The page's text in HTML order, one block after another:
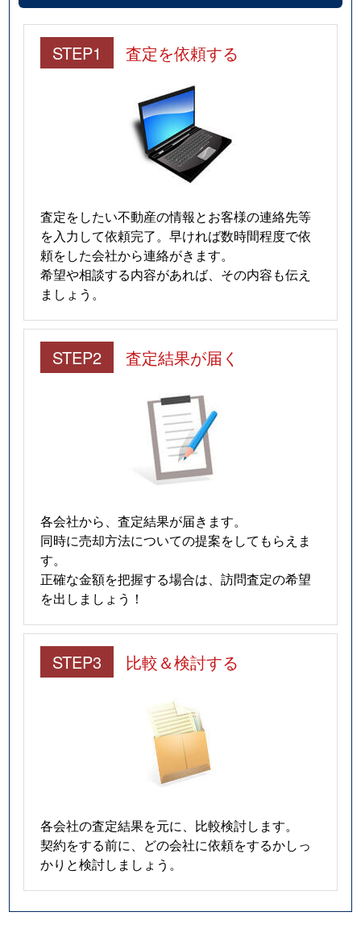
STEP1 査定を依頼する
査定をしたい不動産の情報とお客様の連絡先等
を入力して依頼完了。早ければ数時間程度で依
頼をした会社から連絡がきます。
希望や相談する内容があれば、その内容も伝え
ましょう。
STEP2 査定結果が届く
各会社から、査定結果が届きます。
同時に売却方法についての提案をしてもらえま
す。
正確な金額を把握する場合は、訪問査定の希望
を出しましょう！
STEP3 比較＆検討する
各会社の査定結果を元に、比較検討します。
契約をする前に、どの会社に依頼をするかしっ
かりと検討しましょう。